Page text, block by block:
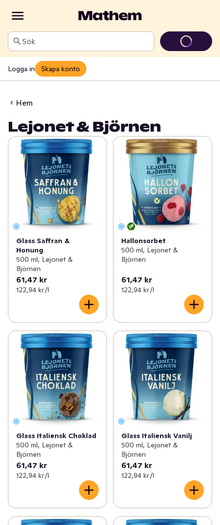
Sök
Logga in Skapa konto
Hem
Lejonet & Björnen
Glass Saffran &
Honung
500 ml, Lejonet &
Björnen
61,47 kr
122,94 kr /l
Hallonsorbet
500 ml, Lejonet &
Björnen
61,47 kr
122,94 kr /l
Glass Italiensk Choklad
500 ml, Lejonet &
Björnen
61,47 kr
122,94 kr /l
Glass Italiensk Vanilj
500 ml, Lejonet &
Björnen
61,47 kr
122,94 kr /l